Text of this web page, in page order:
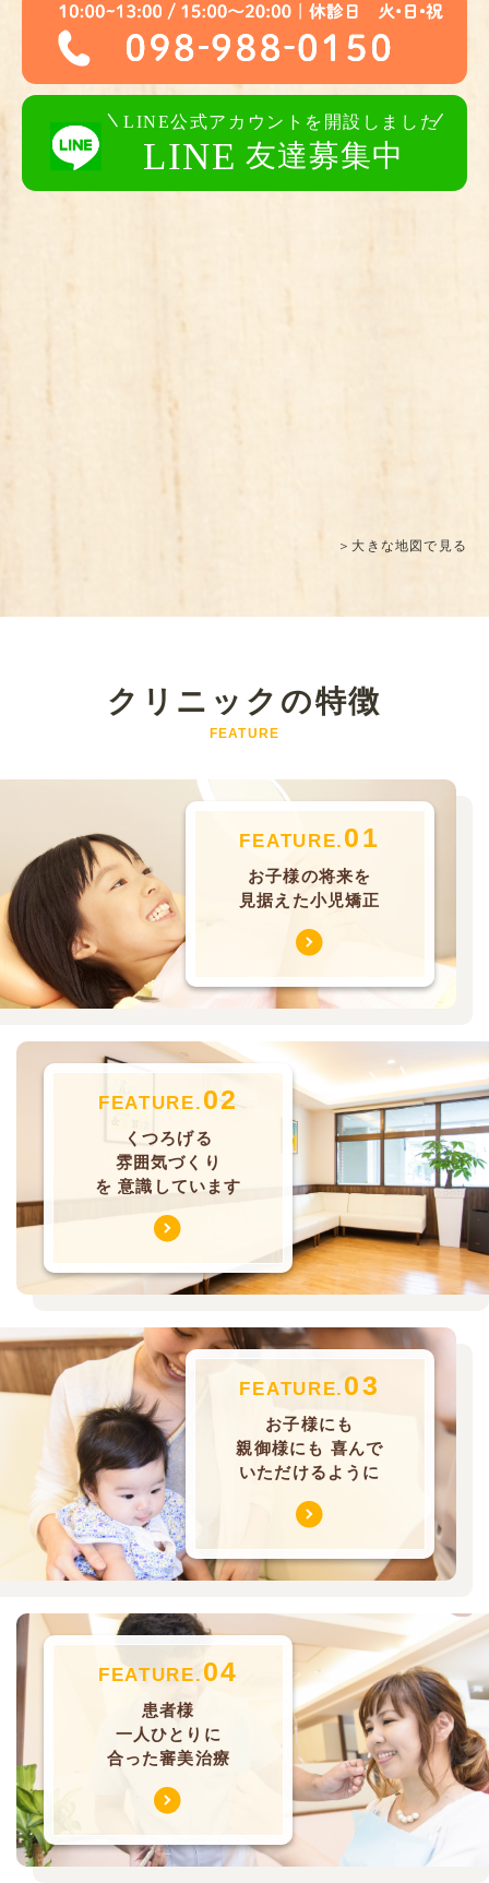
＞大きな地図で見る
クリニックの特徴
FEATURE
FEATURE. 01
お子様の将来を
見据えた小児矯正
FEATURE. 02
くつろげる
雰囲気づくり
を 意識しています
FEATURE. 03
お子様にも
親御様にも 喜んで
いただけるように
FEATURE. 04
患者様
一人ひとりに
合った審美治療